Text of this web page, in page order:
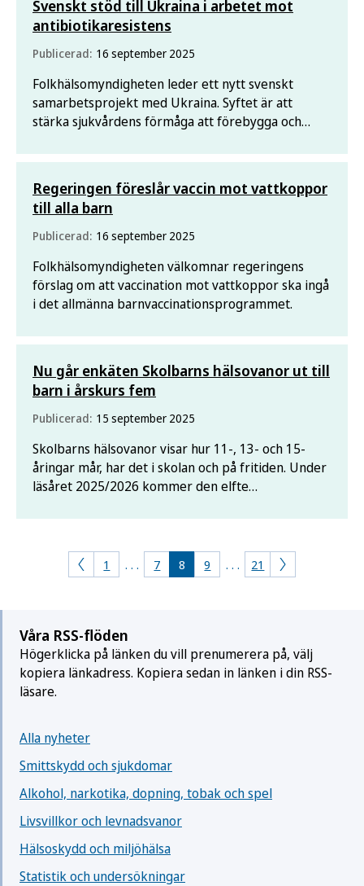
Svenskt stöd till Ukraina i arbetet mot
antibiotikaresistens
Publicerad: 16 september 2025
Folkhälsomyndigheten leder ett nytt svenskt
samarbetsprojekt med Ukraina. Syftet är att
stärka sjukvårdens förmåga att förebygga och
infektioner – ett akut problem som förvärrats av
Regeringen föreslår vaccin mot vattkoppor
till alla barn
Publicerad: 16 september 2025
Folkhälsomyndigheten välkomnar regeringens
förslag om att vaccination mot vattkoppor ska ingå
i det allmänna barnvaccinationsprogrammet.
Nu går enkäten Skolbarns hälsovanor ut till
barn i årskurs fem
Publicerad: 15 september 2025
Skolbarns hälsovanor visar hur 11-, 13- och 15-
åringar mår, har det i skolan och på fritiden. Under
läsåret 2025/2026 kommer den elfte
100 000 elever över hela landet kommer att
1 . . . 7 8 9 . . . 21
Våra RSS-flöden
Högerklicka på länken du vill prenumerera på, välj
kopiera länkadress. Kopiera sedan in länken i din RSS-
läsare.
Alla nyheter
Smittskydd och sjukdomar
Alkohol, narkotika, dopning, tobak och spel
Livsvillkor och levnadsvanor
Hälsoskydd och miljöhälsa
Statistik och undersökningar